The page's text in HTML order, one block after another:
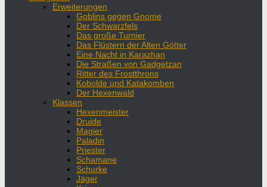
Erweiterungen
Goblins gegen Gnome
Der Schwarzfels
Das große Turnier
Das Flüstern der Alten Götter
Eine Nacht in Karazhan
Die Straßen von Gadgetzan
Ritter des Frostthrons
Kobolde und Katakomben
Der Hexenwald
Klassen
Hexenmeister
Druide
Magier
Paladin
Priester
Schamane
Schurke
Jäger